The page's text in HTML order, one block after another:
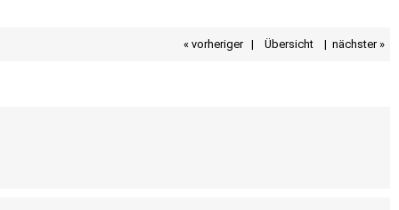
« vorheriger| Übersicht | nächster »